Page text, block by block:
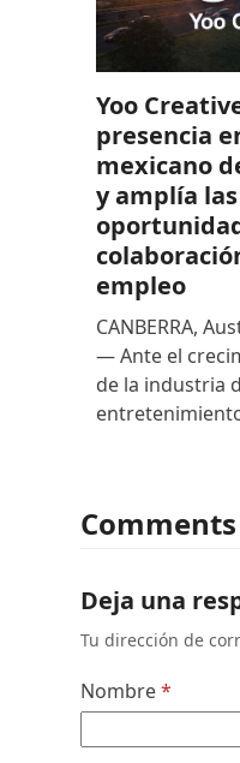
Yoo
presencia
mexicano
y amplía las
empleo
CANBERRA,
— Ante el
de la industria
Deja una
Tu dirección de
Nombre*